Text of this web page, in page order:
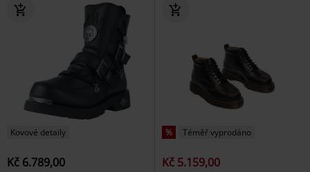
Kovové detaily
Kč 6.789,00
% Téměř vyprodáno
Kč 5.159,00